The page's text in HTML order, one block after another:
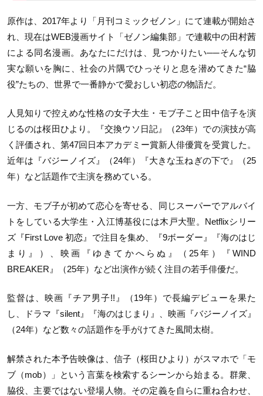
原作は、2017年より「月刊コミックゼノン」にて連載が開始さ
れ、現在はWEB漫画サイト「ゼノン編集部」で連載中の田村茜
による同名漫画。あなたにだけは、見つかりたい──そんな切
実な願いを胸に、社会の片隅でひっそりと息を潜めてきた“脇
役”たちの、世界で一番静かで愛おしい初恋の物語だ。
人見知りで控えめな性格の女子大生・モブ子こと田中信子を演
じるのは桜田ひより。『交換ウソ日記』（23年）での演技が高
く評価され、第47回日本アカデミー賞新人俳優賞を受賞した。
近年は『バジーノイズ』（24年）『大きな玉ねぎの下で』（25
年）など話題作で主演を務めている。
一方、モブ子が初めて恋心を寄せる、同じスーパーでアルバイ
トをしている大学生・入江博基役には木戸大聖。Netflixシリー
ズ『First Love 初恋』で注目を集め、『9ボーダー』『海のはじ
まり』）、映画『ゆきてかへらぬ』（25年）『WIND
BREAKER』（25年）など出演作が続く注目の若手俳優だ。
監督は、映画『チア男子!!』（19年）で長編デビューを果た
し、ドラマ『silent』『海のはじまり』、映画『バジーノイズ』
（24年）など数々の話題作を手がけてきた風間太樹。
解禁された本予告映像は、信子（桜田ひより）がスマホで「モ
ブ（mob）」という言葉を検索するシーンから始まる。群衆、
脇役、主要ではない登場人物。その定義を自らに重ね合わせ、